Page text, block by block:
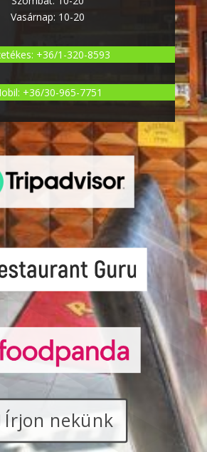
Vasárnap: 10-20
+36/1-320-8593
+36/30-965-7751
Írjon nekünk